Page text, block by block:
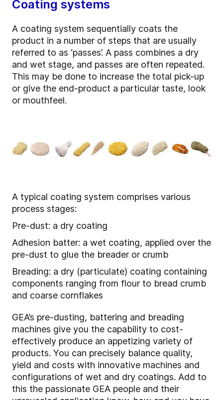
Coating systems
A coating system sequentially coats the
product in a number of steps that are usually
referred to as ‘passes’. A pass combines a dry
and wet stage, and passes are often repeated.
This may be done to increase the total pick-up
or give the end-product a particular taste, look
or mouthfeel.
A typical coating system comprises various
process stages:
Pre-dust: a dry coating
Adhesion batter: a wet coating, applied over the
pre-dust to glue the breader or crumb
Breading: a dry (particulate) coating containing
components ranging from flour to bread crumb
and coarse cornflakes
GEA’s pre-dusting, battering and breading
machines give you the capability to cost-
effectively produce an appetizing variety of
products. You can precisely balance quality,
yield and costs with innovative machines and
configurations of wet and dry coatings. Add to
this the passionate GEA people and their